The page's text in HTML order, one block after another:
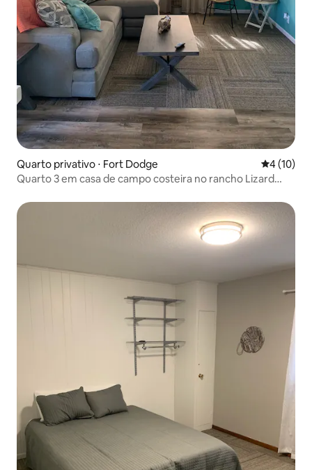
Quarto privativo ⋅ Fort Dodge 4 de uma
4 (10)
Quarto 3 em casa de campo costeira no rancho Lizard